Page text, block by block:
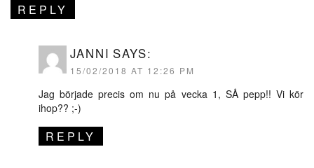
REPLY
JANNI SAYS:
15/02/2018 AT 12:26 PM
Jag började precis om nu på vecka 1, SÅ pepp!! Vi kör
ihop?? ;-)
REPLY